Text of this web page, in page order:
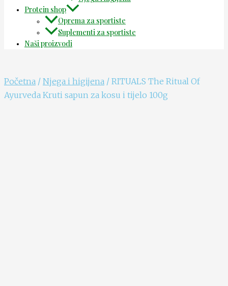
Protein shop
Oprema za sportiste
Suplementi za sportiste
Naši proizvodi
Početna / Njega i higijena / RITUALS The Ritual Of
Ayurveda Kruti sapun za kosu i tijelo 100g